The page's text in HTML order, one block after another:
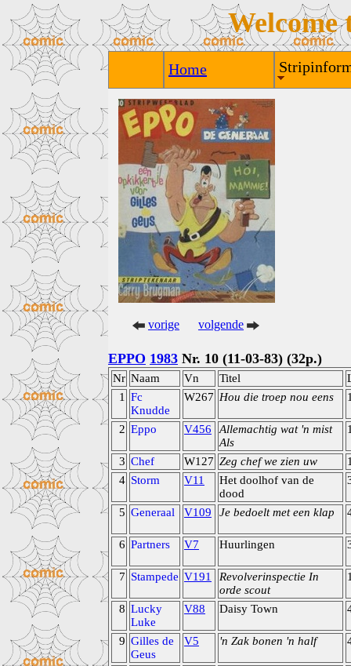
Welcome
Home
vorige volgende
EPPO 1983 Nr. 10 (11-03-83) (32p.)
Nr Naam Vn Titel
1
Fc
Knudde
W267 Hou die troep nou eens
2 Eppo V456
Allemachtig wat 'n mist
Als
3 Chef W127 Zeg chef we zien uw
4 Storm V11
Het doolhof van de
dood
5 Generaal V109 Je bedoelt met een klap
6 Partners V7 Huurlingen
7 Stampede V191
Revolverinspectie In
orde scout
8 Lucky
Luke
V88 Daisy Town
9 Gilles de
Geus
V5 'n Zak bonen 'n half